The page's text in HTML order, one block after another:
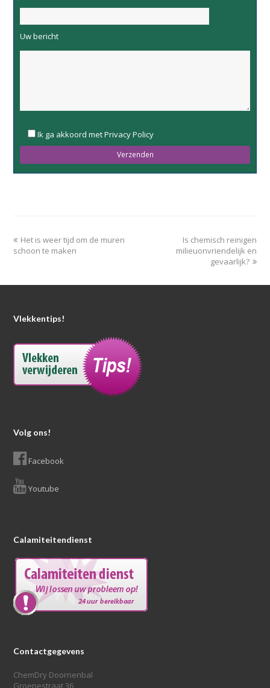
Uw bericht
leave
this
Ik ga akkoord met Privacy Policy
Het is weer tijd om de muren
schoon te maken
Is chemisch reinigen
milieuonvriendelijk en
gevaarlijk?
Vlekkentips!
Volg ons!
Facebook
Youtube
Calamiteitendienst
Contactgegevens
ChemDry Doornenbal
Groenestraat 36